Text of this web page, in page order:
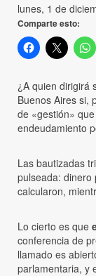
lunes, 1 de
Comparte esto:
¿A quien dirigirá
Buenos Aires si,
de «gestión»
endeudamiento
Las bautizadas
pulseada: dinero
calcularon,
Lo cierto es que
conferencia de
llamado es
parlamentaria, y